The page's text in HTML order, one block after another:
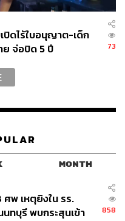
ปิดไร้ใบอนุญาต-เด็ก
ย จ่อปิด 5 ปี
73
MONTH
พ เหตุยิงใน รร.
ทบุรี พบกระสุนเข้า
858